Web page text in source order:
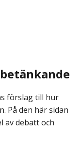
förslag till hur
På den här sidan
av debatt och